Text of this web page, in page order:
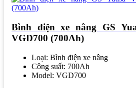
Bình điện xe nâng GS
VGD700 (700Ah)
Loại: Bình điện xe nâng
Công suất: 700Ah
Model: VGD700